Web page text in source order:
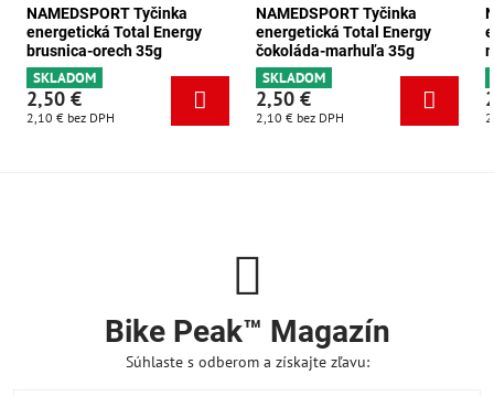
NAMEDSPORT Tyčinka
energetická Total Energy
brusnica-orech 35g
SKLADOM
2,50 €
2,10 € bez DPH
NAMEDSPORT Tyčinka
energetická Total Energy
čokoláda-marhuľa 35g
SKLADOM
2,50 €
2,10 € bez DPH
Bike Peak™ Magazín
Súhlaste s odberom a získajte zľavu: